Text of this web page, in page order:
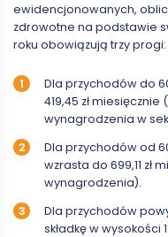
ewidencjonowanych,
zdrowotne na podstawie
roku obowiązują trzy progi:
Dla przychodów do
419,45 zł
wynagrodzenia w
Dla przychodów od
wzrasta do 699,11 zł
wynagrodzenia).
Dla przychodów
składkę w wysokości